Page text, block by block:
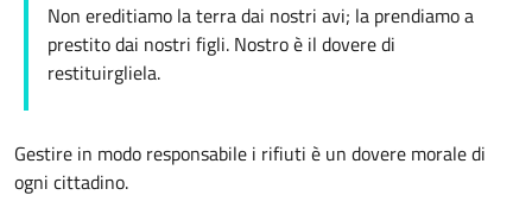
Non ereditiamo la terra dai nostri avi; la prendiamo a
prestito dai nostri figli. Nostro è il dovere di
restituirgliela.
Gestire in modo responsabile i rifiuti è un dovere morale di
ogni cittadino.